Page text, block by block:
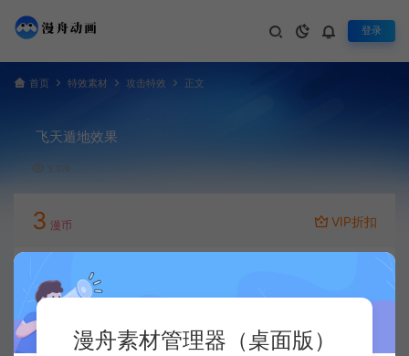
登录
首页 特效素材 攻击特效 正文
飞天遁地效果
5,074
3 漫币 VIP折扣
立即下载
漫舟素材管理器（桌面版）